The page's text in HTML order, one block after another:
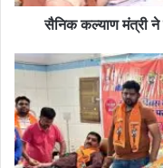
सैनिक कल्याण मंत्री ने